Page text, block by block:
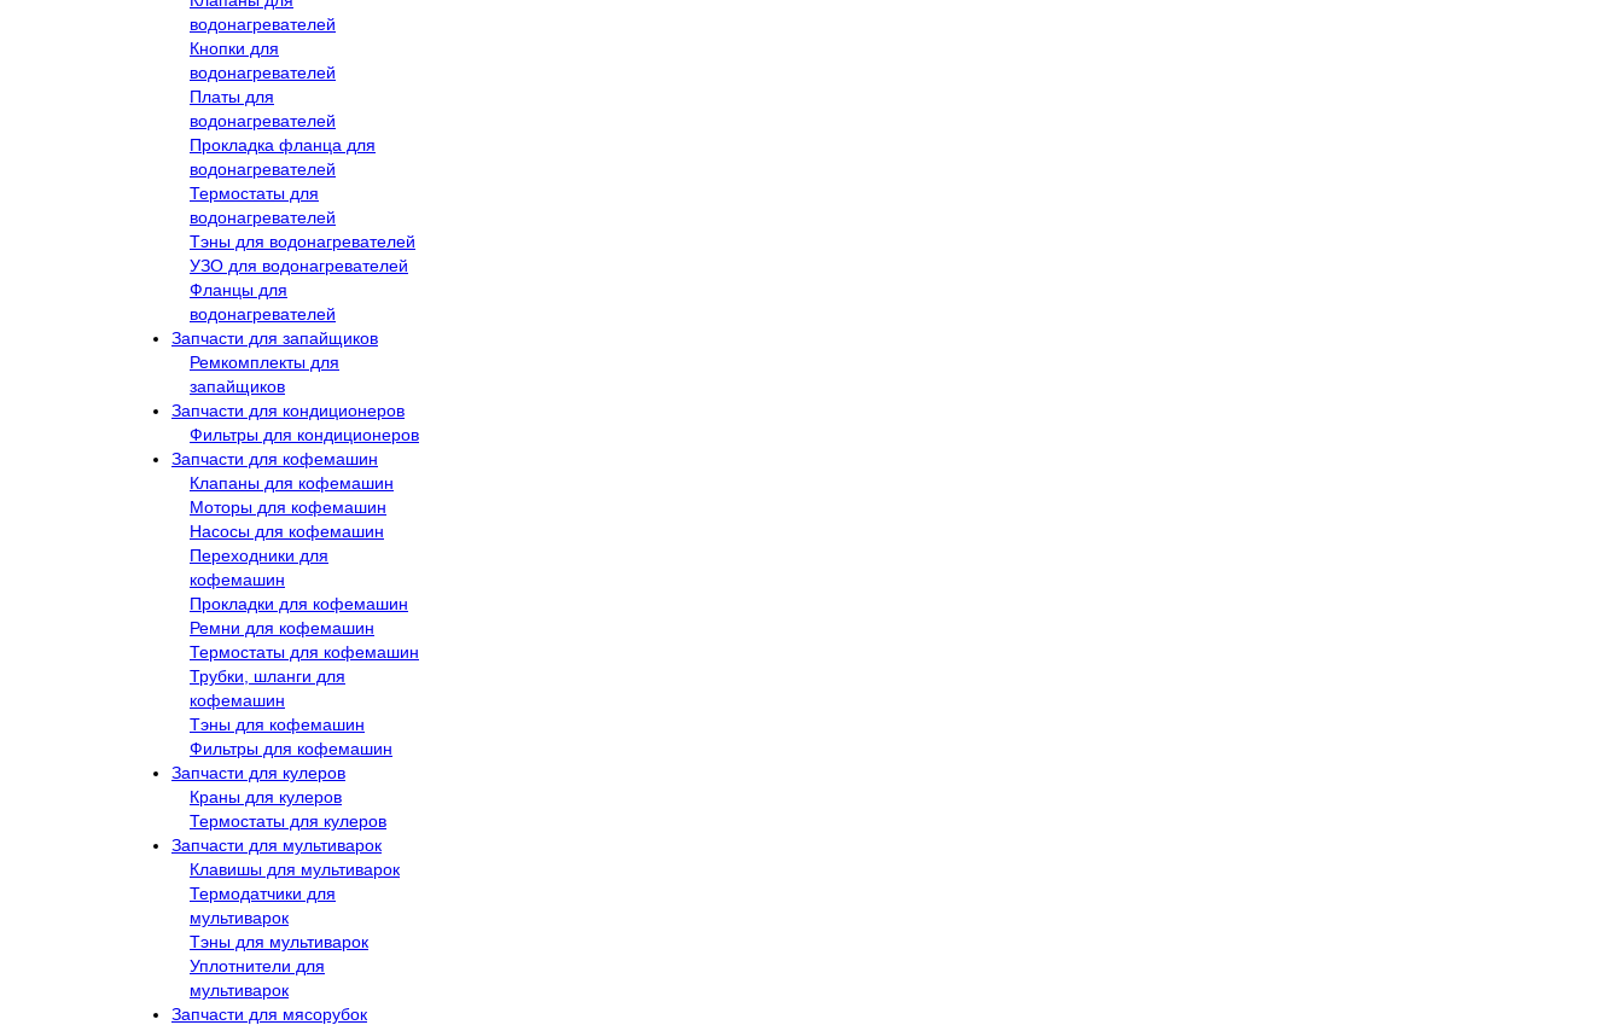
водонагревателей
Кнопки для
водонагревателей
Платы для
водонагревателей
Прокладка фланца для
водонагревателей
Термостаты для
водонагревателей
Тэны для водонагревателей
УЗО для водонагревателей
Фланцы для
водонагревателей
Запчасти для запайщиков
Ремкомплекты для
запайщиков
Запчасти для кондиционеров
Фильтры для кондиционеров
Запчасти для кофемашин
Клапаны для кофемашин
Моторы для кофемашин
Насосы для кофемашин
Переходники для
кофемашин
Прокладки для кофемашин
Ремни для кофемашин
Термостаты для кофемашин
Трубки, шланги для
кофемашин
Тэны для кофемашин
Фильтры для кофемашин
Запчасти для кулеров
Краны для кулеров
Термостаты для кулеров
Запчасти для мультиварок
Клавишы для мультиварок
Термодатчики для
мультиварок
Тэны для мультиварок
Уплотнители для
мультиварок
Запчасти для мясорубок